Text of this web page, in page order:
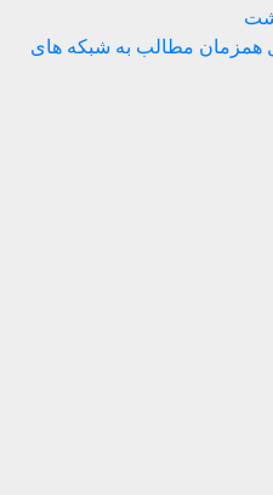
همزمان مطالب به شبکه های